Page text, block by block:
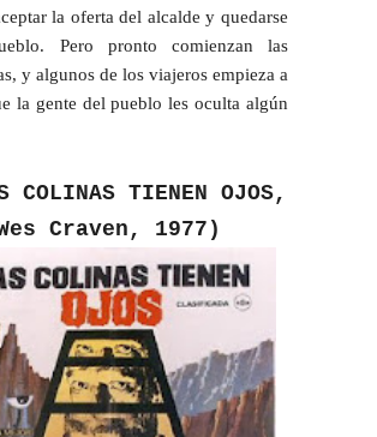
la oferta del alcalde y quedarse
Pero pronto comienzan las
y algunos de los viajeros empieza a
la gente del pueblo les oculta algún
COLINAS TIENEN OJOS,
Craven, 1977)